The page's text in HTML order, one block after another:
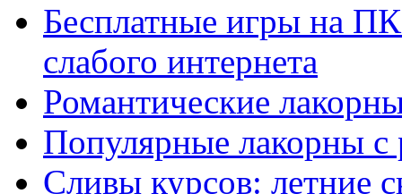
Бесплатные игры на
слабого интернета
Романтические
Популярные лакорны с
Сливы курсов: летние